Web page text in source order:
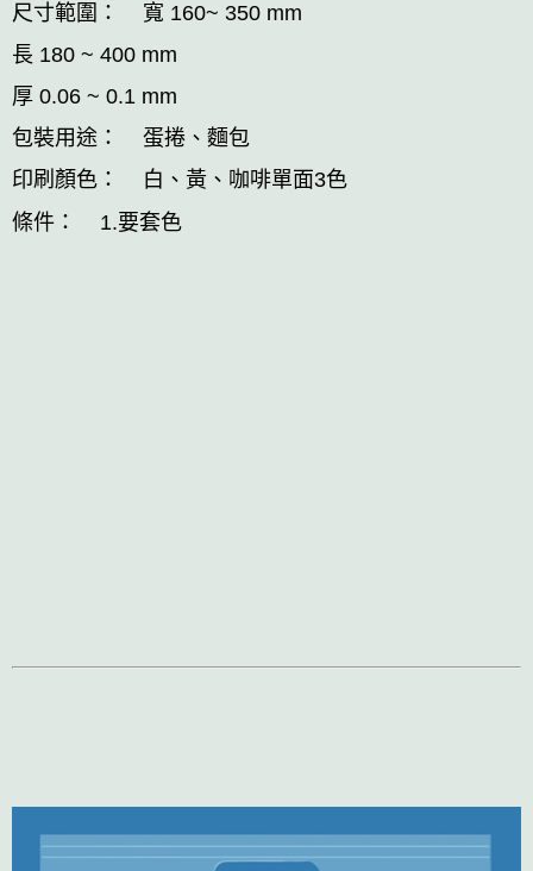
尺寸範圍： 寬 160~ 350 mm
長 180 ~ 400 mm
厚 0.06 ~ 0.1 mm
包裝用途： 蛋捲、麵包
印刷顏色： 白、黃、咖啡單面3色
條件： 1.要套色